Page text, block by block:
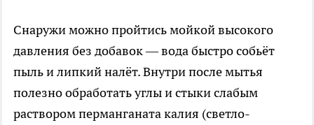
Снаружи можно пройтись мойкой высокого
давления без добавок — вода быстро собьёт
пыль и липкий налёт. Внутри после мытья
полезно обработать углы и стыки слабым
раствором перманганата калия (светло-